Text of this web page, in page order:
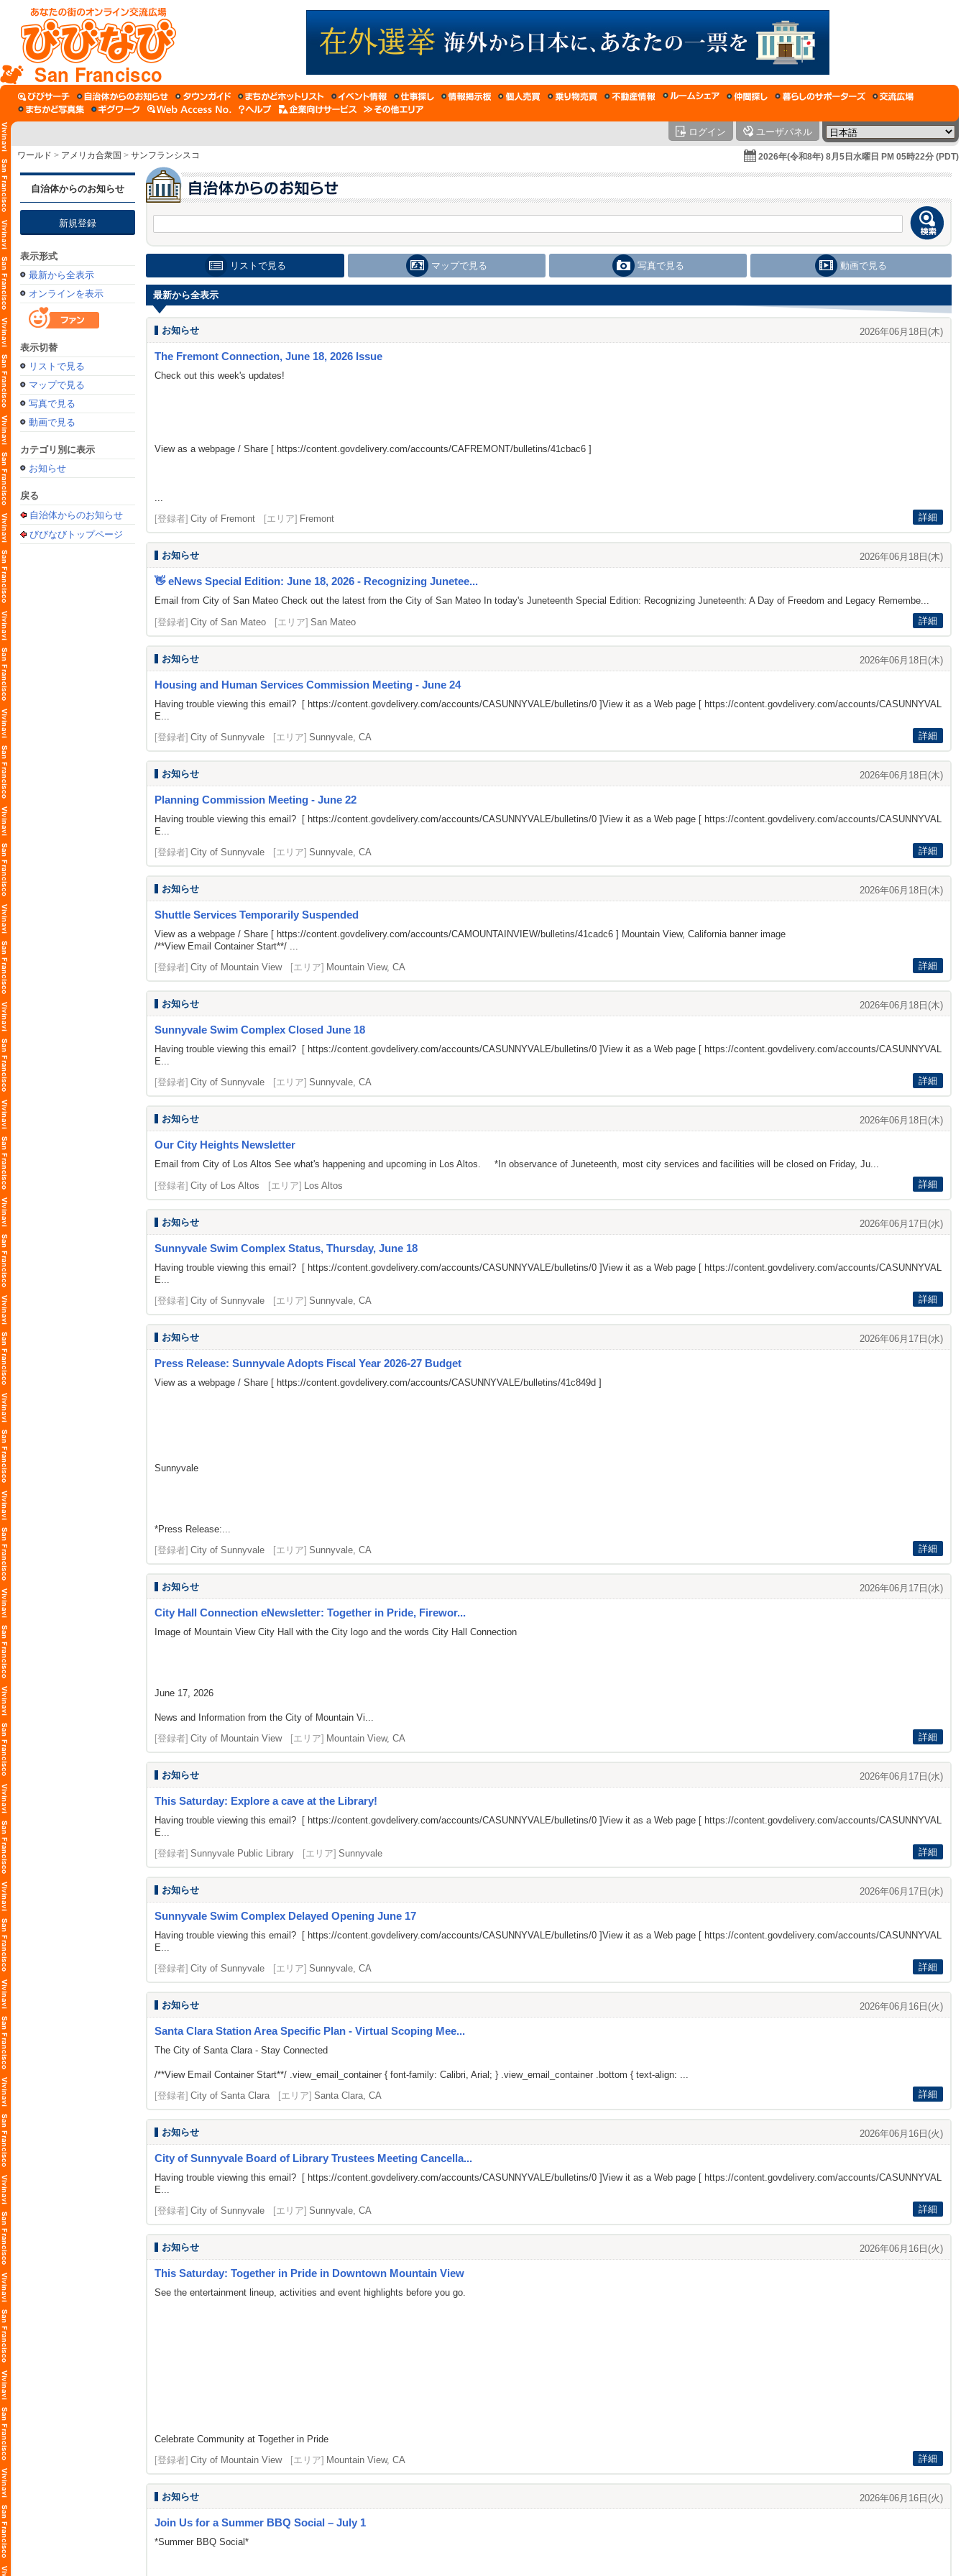
San Francisco
ログイン ユーザパネル
ワールド > アメリカ合衆国 > サンフランシスコ 2026年(令和8年) 8月5日水曜日 PM 05時22分 (PDT)
自治体からのお知らせ
新規登録
表示形式
最新から全表示
オンラインを表示
表示切替
リストで見る
マップで見る
写真で見る
動画で見る
カテゴリ別に表示
お知らせ
戻る
自治体からのお知らせ
びびなびトップページ
リストで見る マップで見る 写真で見る 動画で見る
最新から全表示
お知らせ 2026年06月18日(木)
The Fremont Connection, June 18, 2026 Issue
Check out this week's updates!
View as a webpage / Share [ https://content.govdelivery.com/accounts/CAFREMONT/bulletins/41cbac6 ]
...
[登録者] City of Fremont [エリア] Fremont 詳細
お知らせ 2026年06月18日(木)
👋 eNews Special Edition: June 18, 2026 - Recognizing Junetee...
Email from City of San Mateo Check out the latest from the City of San Mateo In today's Juneteenth Special Edition: Recognizing Juneteenth: A Day of Freedom and Legacy Remembe...
[登録者] City of San Mateo [エリア] San Mateo 詳細
お知らせ 2026年06月18日(木)
Housing and Human Services Commission Meeting - June 24
Having trouble viewing this email? [ https://content.govdelivery.com/accounts/CASUNNYVALE/bulletins/0 ]View it as a Web page [ https://content.govdelivery.com/accounts/CASUNNYVAL
E...
[登録者] City of Sunnyvale [エリア] Sunnyvale, CA 詳細
お知らせ 2026年06月18日(木)
Planning Commission Meeting - June 22
Having trouble viewing this email? [ https://content.govdelivery.com/accounts/CASUNNYVALE/bulletins/0 ]View it as a Web page [ https://content.govdelivery.com/accounts/CASUNNYVAL
E...
[登録者] City of Sunnyvale [エリア] Sunnyvale, CA 詳細
お知らせ 2026年06月18日(木)
Shuttle Services Temporarily Suspended
View as a webpage / Share [ https://content.govdelivery.com/accounts/CAMOUNTAINVIEW/bulletins/41cadc6 ] Mountain View, California banner image
/**View Email Container Start**/ ...
[登録者] City of Mountain View [エリア] Mountain View, CA 詳細
お知らせ 2026年06月18日(木)
Sunnyvale Swim Complex Closed June 18
Having trouble viewing this email? [ https://content.govdelivery.com/accounts/CASUNNYVALE/bulletins/0 ]View it as a Web page [ https://content.govdelivery.com/accounts/CASUNNYVAL
E...
[登録者] City of Sunnyvale [エリア] Sunnyvale, CA 詳細
お知らせ 2026年06月18日(木)
Our City Heights Newsletter
Email from City of Los Altos See what's happening and upcoming in Los Altos. *In observance of Juneteenth, most city services and facilities will be closed on Friday, Ju...
[登録者] City of Los Altos [エリア] Los Altos 詳細
お知らせ 2026年06月17日(水)
Sunnyvale Swim Complex Status, Thursday, June 18
Having trouble viewing this email? [ https://content.govdelivery.com/accounts/CASUNNYVALE/bulletins/0 ]View it as a Web page [ https://content.govdelivery.com/accounts/CASUNNYVAL
E...
[登録者] City of Sunnyvale [エリア] Sunnyvale, CA 詳細
お知らせ 2026年06月17日(水)
Press Release: Sunnyvale Adopts Fiscal Year 2026-27 Budget
View as a webpage / Share [ https://content.govdelivery.com/accounts/CASUNNYVALE/bulletins/41c849d ]
Sunnyvale
*Press Release:...
[登録者] City of Sunnyvale [エリア] Sunnyvale, CA 詳細
お知らせ 2026年06月17日(水)
City Hall Connection eNewsletter: Together in Pride, Firewor...
Image of Mountain View City Hall with the City logo and the words City Hall Connection
June 17, 2026
News and Information from the City of Mountain Vi...
[登録者] City of Mountain View [エリア] Mountain View, CA 詳細
お知らせ 2026年06月17日(水)
This Saturday: Explore a cave at the Library!
Having trouble viewing this email? [ https://content.govdelivery.com/accounts/CASUNNYVALE/bulletins/0 ]View it as a Web page [ https://content.govdelivery.com/accounts/CASUNNYVAL
E...
[登録者] Sunnyvale Public Library [エリア] Sunnyvale 詳細
お知らせ 2026年06月17日(水)
Sunnyvale Swim Complex Delayed Opening June 17
Having trouble viewing this email? [ https://content.govdelivery.com/accounts/CASUNNYVALE/bulletins/0 ]View it as a Web page [ https://content.govdelivery.com/accounts/CASUNNYVAL
E...
[登録者] City of Sunnyvale [エリア] Sunnyvale, CA 詳細
お知らせ 2026年06月16日(火)
Santa Clara Station Area Specific Plan - Virtual Scoping Mee...
The City of Santa Clara - Stay Connected
/**View Email Container Start**/ .view_email_container { font-family: Calibri, Arial; } .view_email_container .bottom { text-align: ...
[登録者] City of Santa Clara [エリア] Santa Clara, CA 詳細
お知らせ 2026年06月16日(火)
City of Sunnyvale Board of Library Trustees Meeting Cancella...
Having trouble viewing this email? [ https://content.govdelivery.com/accounts/CASUNNYVALE/bulletins/0 ]View it as a Web page [ https://content.govdelivery.com/accounts/CASUNNYVAL
E...
[登録者] City of Sunnyvale [エリア] Sunnyvale, CA 詳細
お知らせ 2026年06月16日(火)
This Saturday: Together in Pride in Downtown Mountain View
See the entertainment lineup, activities and event highlights before you go.
Celebrate Community at Together in Pride
[登録者] City of Mountain View [エリア] Mountain View, CA 詳細
お知らせ 2026年06月16日(火)
Join Us for a Summer BBQ Social – July 1
*Summer BBQ Social*